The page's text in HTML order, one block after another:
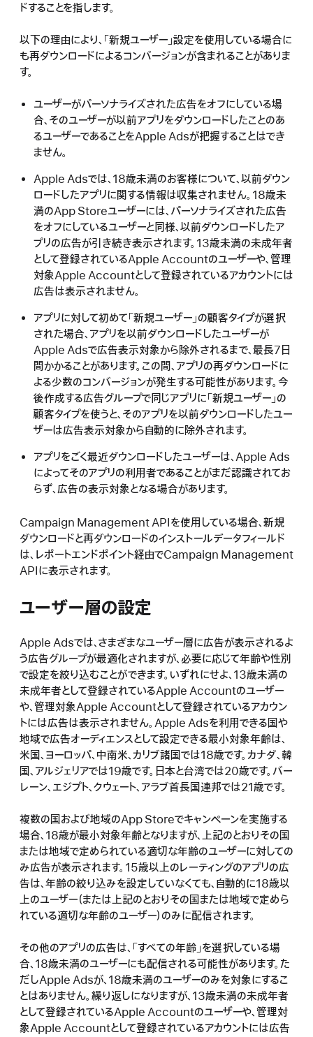
ドすることを指します。
以下の理由により、「新規ユーザー」設定を使用している場合に
も再ダウンロードによるコンバージョンが含まれることがありま
す。
ユーザーがパーソナライズされた広告をオフにしている場
合、そのユーザーが以前アプリをダウンロードしたことのあ
るユーザーであることをApple Adsが把握することはでき
ません。
Apple Adsでは、18歳未満のお客様について、以前ダウン
ロードしたアプリに関する情報は収集されません。18歳未
満のApp Storeユーザーには、パーソナライズされた広告
をオフにしているユーザーと同様、以前ダウンロードしたア
プリの広告が引き続き表示されます。13歳未満の未成年者
として登録されているApple Accountのユーザーや、管理
対象Apple Accountとして登録されているアカウントには
広告は表示されません。
アプリに対して初めて「新規ユーザー」の顧客タイプが選択
された場合、アプリを以前ダウンロードしたユーザーが
Apple Adsで広告表示対象から除外されるまで、最長7日
間かかることがあります。この間、アプリの再ダウンロードに
よる少数のコンバージョンが発生する可能性があります。今
後作成する広告グループで同じアプリに「新規ユーザー」の
顧客タイプを使うと、そのアプリを以前ダウンロードしたユー
ザーは広告表示対象から自動的に除外されます。
アプリをごく最近ダウンロードしたユーザーは、Apple Ads
によってそのアプリの利用者であることがまだ認識されてお
らず、広告の表示対象となる場合があります。
Campaign Management APIを使用している場合、新規
ダウンロードと再ダウンロードのインストールデータフィールド
は、レポートエンドポイント経由でCampaign Management
APIに表示されます。
ユーザー層の設定
Apple Adsでは、さまざまなユーザー層に広告が表示されるよ
う広告グループが最適化されますが、必要に応じて年齢や性別
で設定を絞り込むことができます。いずれにせよ、13歳未満の
未成年者として登録されているApple Accountのユーザー
や、管理対象Apple Accountとして登録されているアカウン
トには広告は表示されません。Apple Adsを利用できる国や
地域で広告オーディエンスとして設定できる最小対象年齢は、
米国、ヨーロッパ、中南米、カリブ諸国では18歳です。カナダ、韓
国、アルジェリアでは19歳です。日本と台湾では20歳です。バー
レーン、エジプト、クウェート、アラブ首長国連邦では21歳です。
複数の国および地域のApp Storeでキャンペーンを実施する
場合、18歳が最小対象年齢となりますが、上記のとおりその国
または地域で定められている適切な年齢のユーザーに対しての
み広告が表示されます。15歳以上のレーティングのアプリの広
告は、年齢の絞り込みを設定していなくても、自動的に18歳以
上のユーザー（または上記のとおりその国または地域で定めら
れている適切な年齢のユーザー）のみに配信されます。
その他のアプリの広告は、「すべての年齢」を選択している場
合、18歳未満のユーザーにも配信される可能性があります。た
だしApple Adsが、18歳未満のユーザーのみを対象にするこ
とはありません。繰り返しになりますが、13歳未満の未成年者
として登録されているApple Accountのユーザーや、管理対
象Apple Accountとして登録されているアカウントには広告